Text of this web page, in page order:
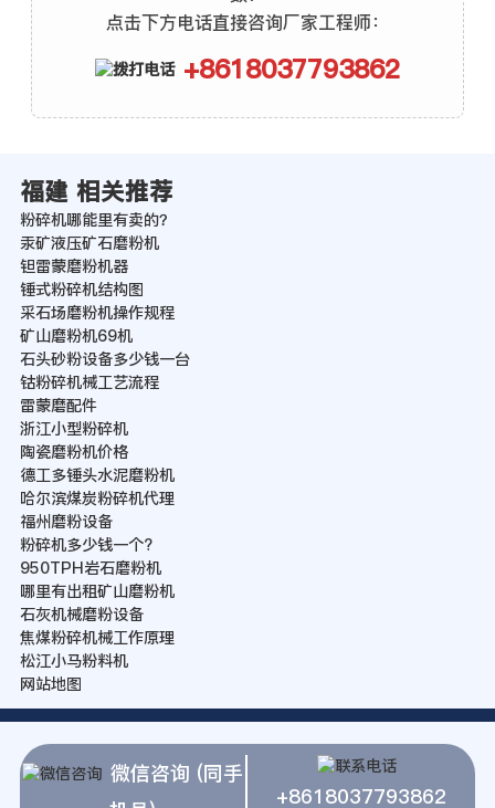
点击下方电话直接咨询厂家工程师：
+8618037793862
福建 相关推荐
粉碎机哪能里有卖的？
汞矿液压矿石磨粉机
钽雷蒙磨粉机器
锤式粉碎机结构图
采石场磨粉机操作规程
矿山磨粉机69机
石头砂粉设备多少钱一台
钴粉碎机械工艺流程
雷蒙磨配件
浙江小型粉碎机
陶瓷磨粉机价格
德工多锤头水泥磨粉机
哈尔滨煤炭粉碎机代理
福州磨粉设备
粉碎机多少钱一个?
950TPH岩石磨粉机
哪里有出租矿山磨粉机
石灰机械磨粉设备
焦煤粉碎机械工作原理
松江小马粉料机
网站地图
微信咨询 (同手
+8618037793862